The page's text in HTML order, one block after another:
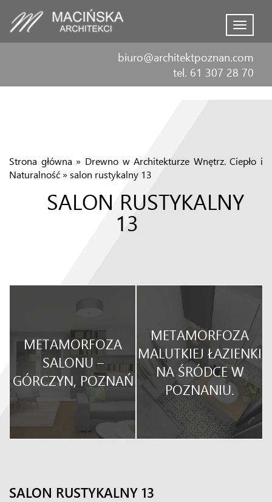
Menu
biuro@architektpoznan.com
tel. 61 307 28 70
Strona główna » Drewno w Architekturze Wnętrz. Ciepło i
Naturalność »salon rustykalny 13
SALON RUSTYKALNY
13
METAMORFOZA
SALONU –
GÓRCZYN, POZNAŃ
METAMORFOZA
MALUTKIEJ ŁAZIENKI
NA ŚRÓDCE W
POZNANIU.
SALON RUSTYKALNY 13